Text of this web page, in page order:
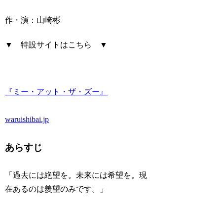
作・演：山崎彬
▼ 特設サイトはこちら ▼
『ミー・アット・ザ・ズー』
waruishibai.jp
あらすじ
「過去には絶望を。未来には希望を。現
在あるのは羨望のみです。」